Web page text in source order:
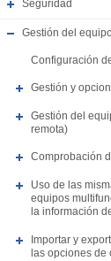
Seguridad
Gestión del
Configuración
Gestión y
Gestión del
remota)
Comprobación
Uso de las
equipos
la información
Importar y
las opciones de